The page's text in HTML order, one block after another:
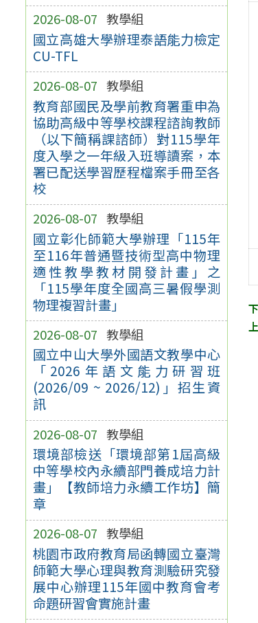
2026-08-07 教學組
國立高雄大學辦理泰語能力檢定
CU-TFL
2026-08-07 教學組
教育部國民及學前教育署重申為
協助高級中等學校課程諮詢教師
（以下簡稱課諮師）對115學年
度入學之一年級入班導讀案，本
署已配送學習歷程檔案手冊至各
校
2026-08-07 教學組
國立彰化師範大學辦理「115年
至116年普通暨技術型高中物理
適性教學教材開發計畫」之
「115學年度全國高三暑假學測
物理複習計畫」
2026-08-07 教學組
國立中山大學外國語文教學中心
「2026年語文能力研習班
(2026/09 ~ 2026/12)」招生資
訊
2026-08-07 教學組
環境部檢送「環境部第1屆高級
中等學校內永續部門養成培力計
畫」【教師培力永續工作坊】簡
章
2026-08-07 教學組
桃園市政府教育局函轉國立臺灣
師範大學心理與教育測驗研究發
展中心辦理115年國中教育會考
命題研習會實施計畫